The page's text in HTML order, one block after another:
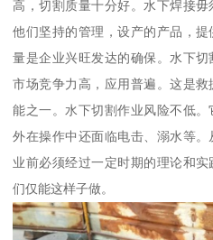
高，切割质量十分好。水下焊接毋
他们坚持的管理，设产的产品，
量是企业兴旺发达的确保。水下切
市场竞争力高，应用普遍。这是
能之一。水下切割作业风险不低
外在操作中还面临电击、溺水等
业前必须经过一定时期的理论和
们仅能这样子做。